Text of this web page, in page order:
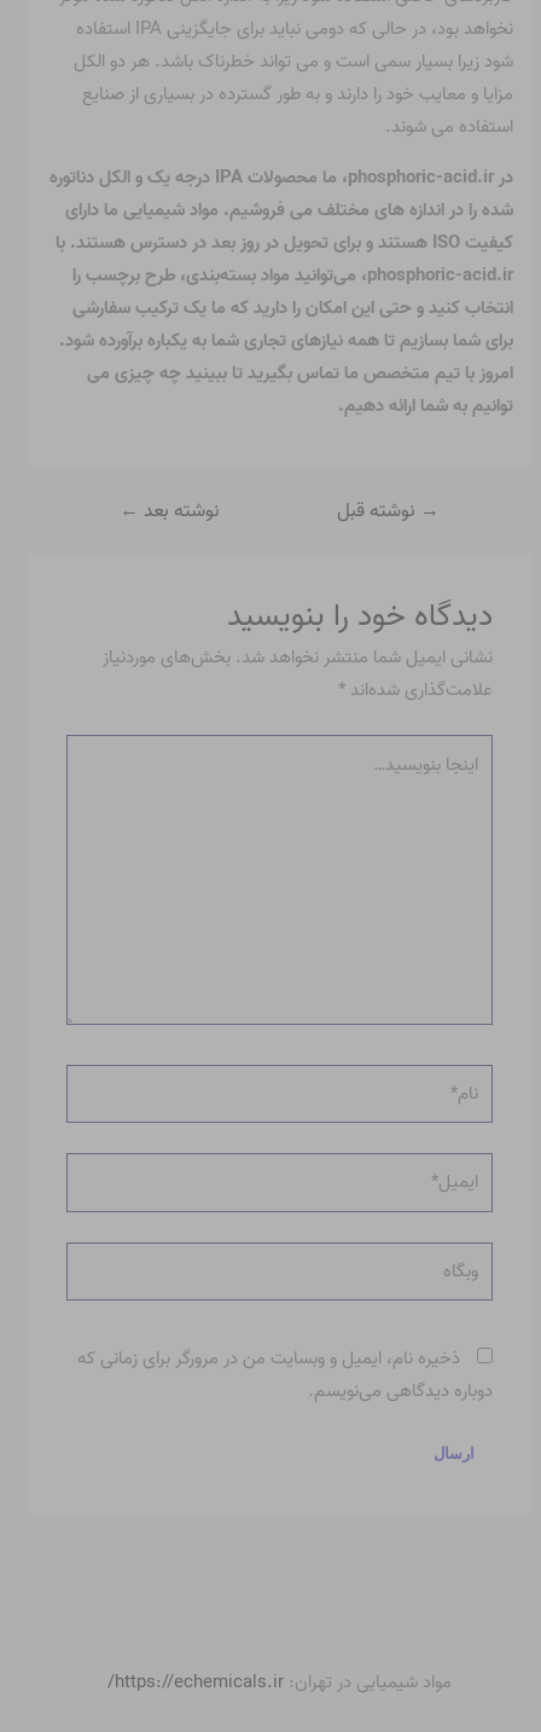
نخواهد بود، در حالی که دومی نباید برای جایگزینی IPA استفاده
شود زیرا بسیار سمی است و می تواند خطرناک باشد. هر دو الکل
مزایا و معایب خود را دارند و به طور گسترده در بسیاری از صنایع
استفاده می شوند.
در phosphoric-acid.ir، ما محصولات IPA درجه یک و الکل دناتوره
شده را در اندازه های مختلف می فروشیم. مواد شیمیایی ما دارای
کیفیت ISO هستند و برای تحویل در روز بعد در دسترس هستند. با
phosphoric-acid.ir، می‌توانید مواد بسته‌بندی، طرح برچسب را
انتخاب کنید و حتی این امکان را دارید که ما یک ترکیب سفارشی
برای شما بسازیم تا همه نیازهای تجاری شما به یکباره برآورده شود.
امروز با تیم متخصص ما تماس بگیرید تا ببینید چه چیزی می
توانیم به شما ارائه دهیم.
→ نوشته قبل نوشته بعد ←
دیدگاه‌ خود را بنویسید
نشانی ایمیل شما منتشر نخواهد شد. بخش‌های موردنیاز
علامت‌گذاری شده‌اند*
بنویسید…
ایمیل*
وبگاه
ذخیره نام، ایمیل و وبسایت من در مرورگر برای زمانی که
دوباره دیدگاهی می‌نویسم.
مواد شیمیایی در تهران: https://echemicals.ir/